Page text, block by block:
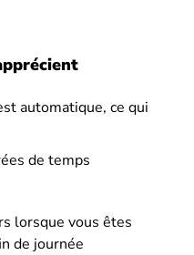
automatique, ce qui
de temps
lorsque vous êtes
de journée